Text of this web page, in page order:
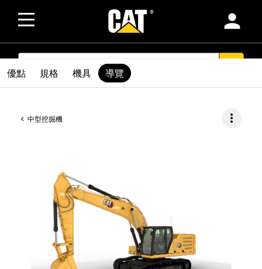
person
SEARCH
中型挖掘機 more_vert
優點 規格 機具 導覽